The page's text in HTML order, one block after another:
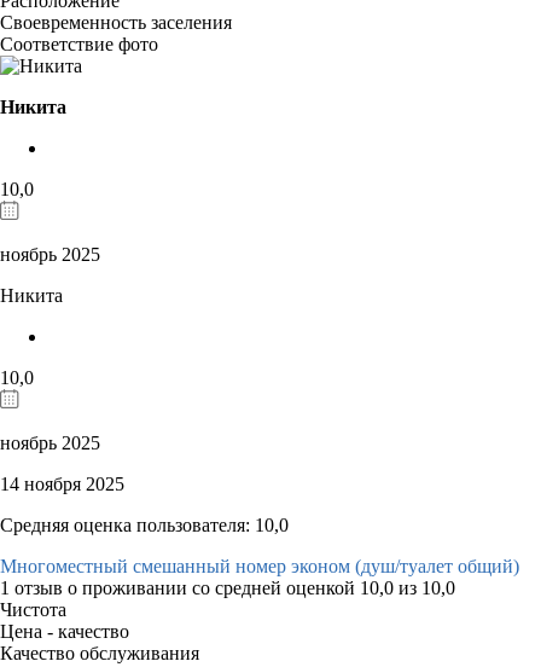
Своевременность заселения
Соответствие фото
Никита
10,0
ноябрь 2025
Никита
10,0
ноябрь 2025
14 ноября 2025
Средняя оценка пользователя: 10,0
Многоместный смешанный номер эконом (душ/туалет общий)
1 отзыв о проживании со средней оценкой 10,0 из 10,0
Чистота
Цена - качество
Качество обслуживания